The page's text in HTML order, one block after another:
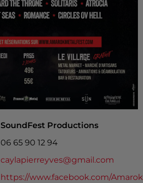
SoundFest Productions
06 65 90 12 94
caylapierreyves@gmail.com
https://www.facebook.com/